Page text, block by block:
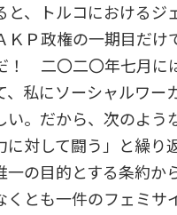
、トルコにおけるジ
Ｐ政権の一期目だけ
！ 二〇二〇年七月に
私にソーシャルワー
い。だから、次のよ
に対して闘う」と繰り
一の目的とする条約か
とも一件のフェミサ